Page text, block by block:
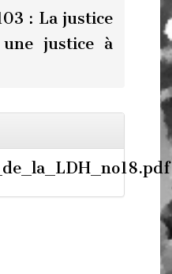
: La justice
justice à